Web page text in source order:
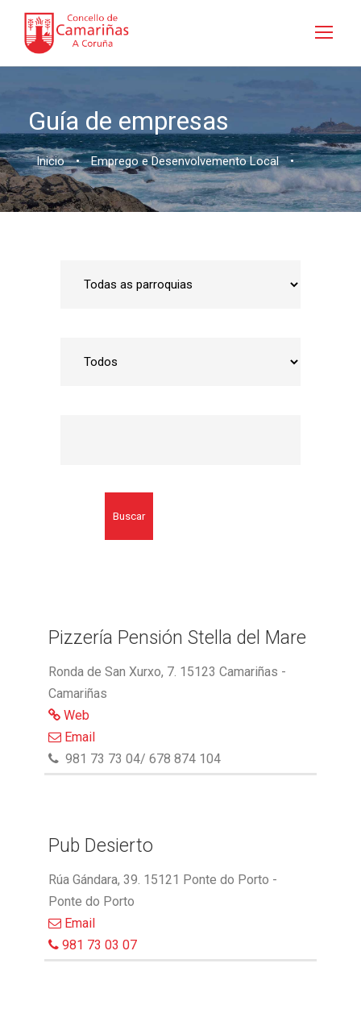
Guía de empresas
Inicio • Emprego e Desenvolvemento Local •
Buscar
Pizzería Pensión Stella del Mare
Ronda de San Xurxo, 7. 15123 Camariñas -
Camariñas
Web
Email
981 73 73 04/ 678 874 104
Pub Desierto
Rúa Gándara, 39. 15121 Ponte do Porto -
Ponte do Porto
Email
981 73 03 07